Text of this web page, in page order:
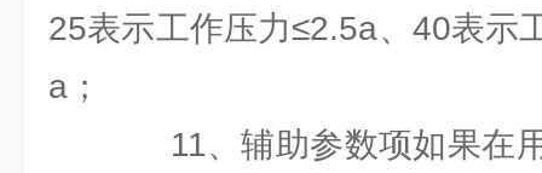
25表示工作压力≤2.5a、40表示
a；
11、辅助参数项如果在用